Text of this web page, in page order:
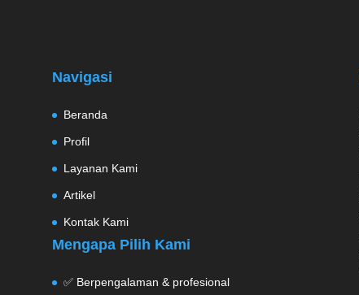
Navigasi
Beranda
Profil
Layanan Kami
Artikel
Kontak Kami
Mengapa Pilih Kami
✅ Berpengalaman & profesional